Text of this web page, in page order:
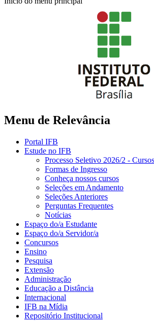
Menu de Relevância
Portal IFB
Estude no IFB
Processo Seletivo 2026/2 -
Formas de Ingresso
Conheça nossos cursos
Seleções em Andamento
Seleções Anteriores
Perguntas Frequentes
Notícias
Espaço do/a Estudante
Espaço do/a Servidor/a
Concursos
Ensino
Pesquisa
Extensão
Administração
Educação a Distância
Internacional
IFB na Mídia
Repositório Institucional